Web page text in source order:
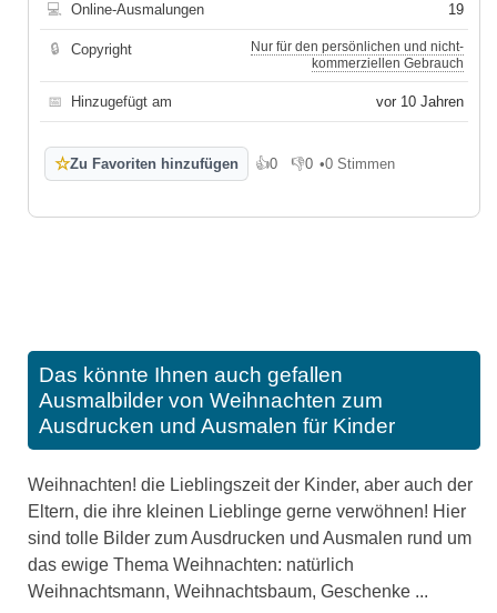
💻 Online-Ausmalungen 19
🔒 Copyright
Nur für den persönlichen und nicht-
kommerziellen Gebrauch
📅 Hinzugefügt am vor 10 Jahren
☆Zu Favoriten hinzufügen 👍0
Gefällt mir
👎0
Gefällt mir nicht
•0 Stimmen
Das könnte Ihnen auch gefallen
Ausmalbilder von Weihnachten zum
Ausdrucken und Ausmalen für Kinder
Weihnachten! die Lieblingszeit der Kinder, aber auch der
Eltern, die ihre kleinen Lieblinge gerne verwöhnen! Hier
sind tolle Bilder zum Ausdrucken und Ausmalen rund um
das ewige Thema Weihnachten: natürlich
Weihnachtsmann, Weihnachtsbaum, Geschenke ...